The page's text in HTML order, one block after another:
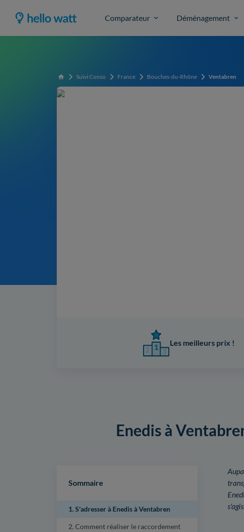
Comparateur Déménagement
Accueil Suivi Conso France Bouches-du-Rhône Ventabren
Les meilleurs prix !
Enedis à
Sommaire
1. S'adresser à Enedis à Ventabren
2. Comment réaliser le raccordement